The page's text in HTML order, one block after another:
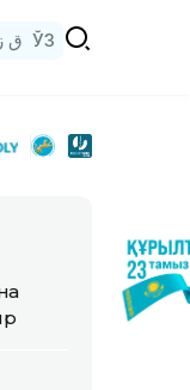
ق ز ЎЗ